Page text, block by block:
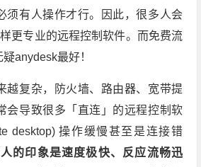
须有人操作才行。因此，很多人会
更专业的远程控制软件。而免费流
anydesk最好！
越复杂，防火墙、路由器、宽带提
会导致很多「直连」的远程控制软
desktop) 操作缓慢甚至是连接错
的印象是速度极快、反应流畅迅